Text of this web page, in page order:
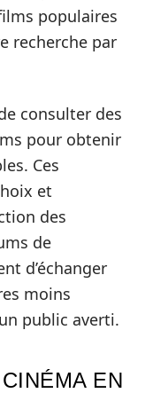
populaires
recherche par
consulter des
pour obtenir
Ces
et
des
de
d’échanger
moins
public averti.
EN